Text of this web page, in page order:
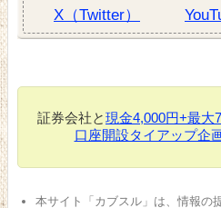
X（Twitter）
証券会社と現金4,000円+最大
口座開設タイアップ企
本サイト「カブスル」は、情報の